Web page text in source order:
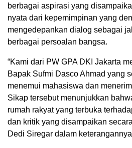
berbagai aspirasi yang
nyata dari kepemimpinan yang
mengedepankan dialog sebagai
berbagai persoalan bangsa.
“Kami dari PW GPA DKI Jakarta
Bapak Sufmi Dasco Ahmad yang
menemui mahasiswa dan
Sikap tersebut menunjukkan
rumah rakyat yang terbuka
dan kritik yang disampaikan
Dedi Siregar dalam